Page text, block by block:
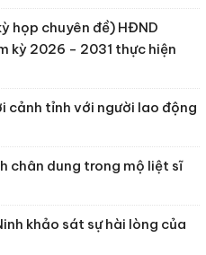
họp chuyên đề) HĐND
kỳ 2026 - 2031 thực hiện
cảnh tỉnh với người lao động
chân dung trong mộ liệt sĩ
khảo sát sự hài lòng của